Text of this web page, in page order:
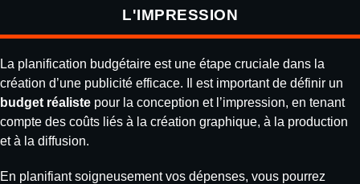
L'IMPRESSION
La planification budgétaire est une étape cruciale dans la
création d’une publicité efficace. Il est important de définir un
budget réaliste pour la conception et l’impression, en tenant
compte des coûts liés à la création graphique, à la production
et à la diffusion.
En planifiant soigneusement vos dépenses, vous pourrez